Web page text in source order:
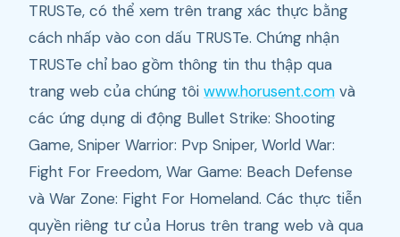
TRUSTe, có thể xem trên trang xác thực bằng
cách nhấp vào con dấu TRUSTe. Chứng nhận
TRUSTe chỉ bao gồm thông tin thu thập qua
trang web của chúng tôi www.horusent.com và
các ứng dụng di động Bullet Strike: Shooting
Game, Sniper Warrior: Pvp Sniper, World War:
Fight For Freedom, War Game: Beach Defense
và War Zone: Fight For Homeland. Các thực tiễn
quyền riêng tư của Horus trên trang web và qua